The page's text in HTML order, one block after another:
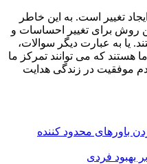
تغییر است. به این خاطر
روش برای تغییر احساسات و
یا به عبارت دیگر سوالات،
هستند که می توانند تمرکز ما
موفقیت در زندگی هدایت